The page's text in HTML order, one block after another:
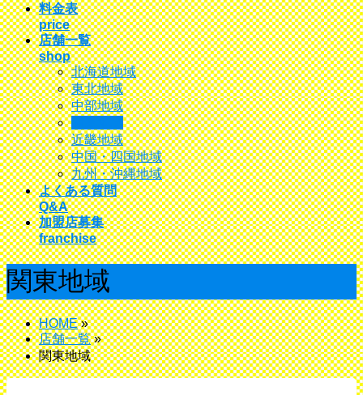
料金表
price
店舗一覧
shop
北海道地域
東北地域
中部地域
近畿地域
中国・四国地域
九州・沖縄地域
よくある質問
Q&A
加盟店募集
franchise
関東地域
HOME»
店舗一覧»
関東地域